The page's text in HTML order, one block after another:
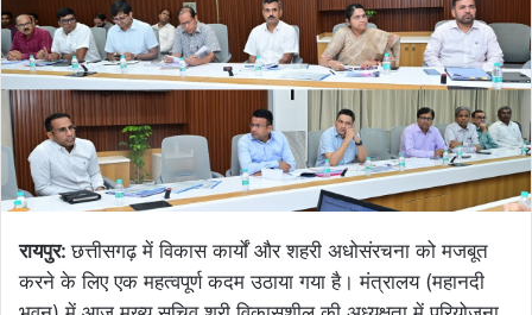
रायपुर:छत्तीसगढ़ में विकास कार्यों और शहरी अधोसंरचना को मजबूत
करने के लिए एक महत्वपूर्ण कदम उठाया गया है। मंत्रालय (महानदी